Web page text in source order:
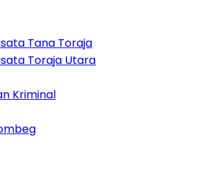
Tana Toraja
Toraja Utara
Kriminal